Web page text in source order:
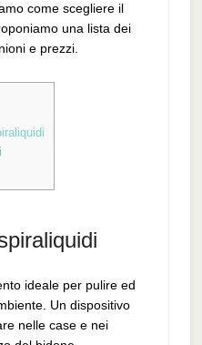
come scegliere il
una lista dei
e prezzi.
ideale per pulire ed
Un dispositivo
nelle case e nei